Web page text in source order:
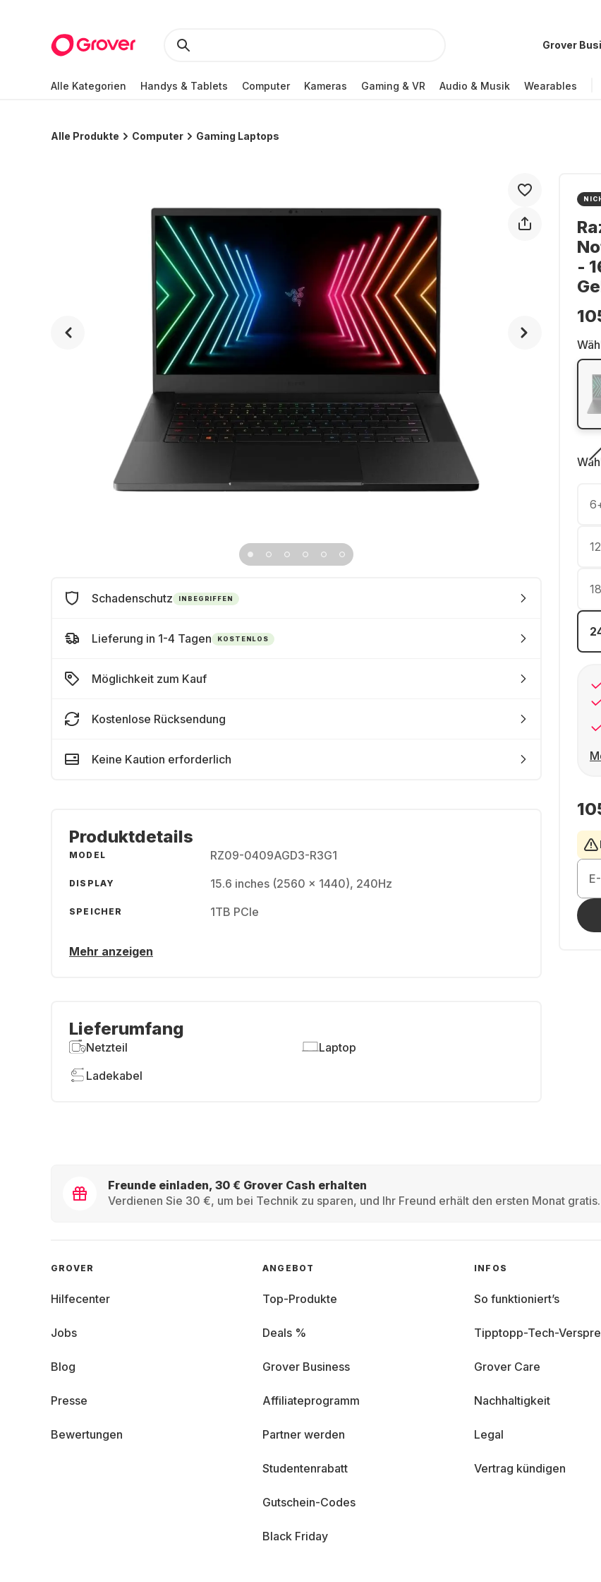
Grover
Alle Kategorien Handys & Tablets Computer Kameras Gaming & VR Audio & Musik Wearables
Alle Produkte Computer Gaming Laptops
-
6
12
18
Schadenschutz INBEGRIFFEN
Lieferung in 1-4 Tagen KOSTENLOS
Möglichkeit zum Kauf
Kostenlose Rücksendung
Keine Kaution erforderlich
Produktdetails
MODEL RZ09-0409AGD3-R3G1
DISPLAY 15.6 inches (2560 x 1440), 240Hz
SPEICHER 1TB PCIe
Mehr anzeigen
Lieferumfang
Netzteil
Laptop
Ladekabel
Freunde einladen, 30 € Grover Cash erhalten
Verdienen Sie 30 €, um bei Technik zu sparen, und Ihr Freund erhält den ersten Monat gratis.
GROVER
Hilfecenter
Jobs
Blog
Presse
Bewertungen
ANGEBOT
Top-Produkte
Deals %
Grover Business
Affiliateprogramm
Partner werden
Studentenrabatt
Gutschein-Codes
Black Friday
INFOS
So funktioniert’s
Tipptopp-Tech-
Grover Care
Nachhaltigkeit
Legal
Vertrag kündigen